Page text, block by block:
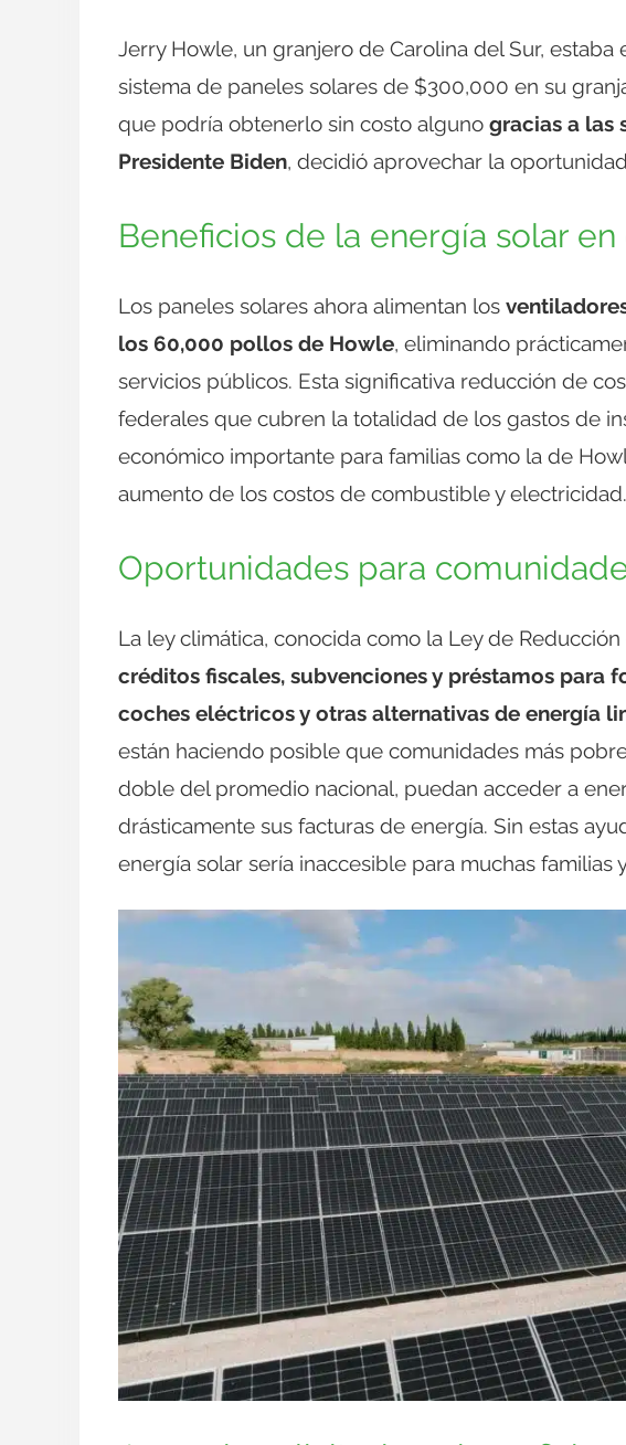
Jerry Howle, un granjero de Carolina del Sur,
sistema de paneles solares de $300,000 en su
que podría obtenerlo sin costo alguno gracias a las
Presidente Biden, decidió aprovechar la
Beneficios de la energía solar en
Los paneles solares ahora alimentan los
los 60,000 pollos de Howle, eliminando
servicios públicos. Esta significativa reducción de
federales que cubren la totalidad de los gastos de
económico importante para familias como la de
aumento de los costos de combustible y electricidad.
Oportunidades para
La ley climática, conocida como la Ley de
créditos fiscales, subvenciones y préstamos para
coches eléctricos y otras alternativas de energía
están haciendo posible que comunidades más
doble del promedio nacional, puedan acceder a
drásticamente sus facturas de energía. Sin estas
energía solar sería inaccesible para muchas familias